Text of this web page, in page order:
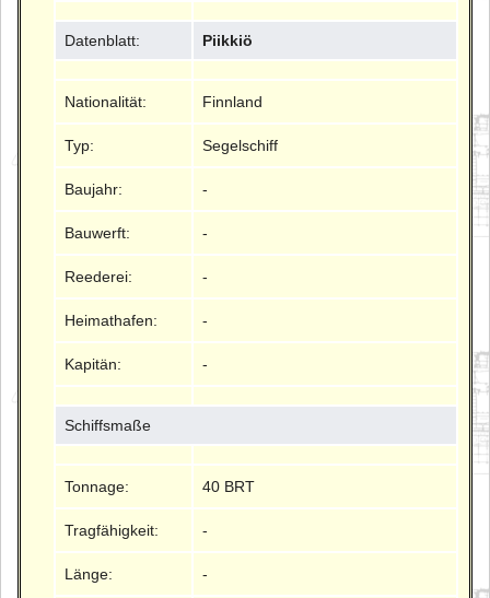
Datenblatt: Piikkiö
Nationalität: Finnland
Typ: Segelschiff
Baujahr: -
Bauwerft: -
Reederei: -
Heimathafen: -
Kapitän: -
Schiffsmaße
Tonnage: 40 BRT
Tragfähigkeit: -
Länge: -